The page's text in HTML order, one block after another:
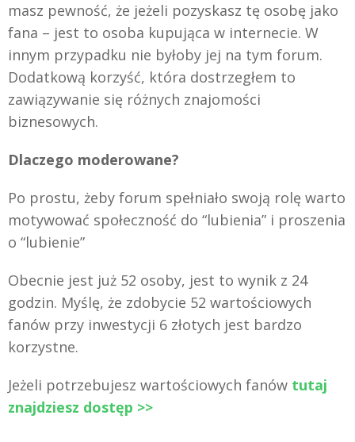
masz pewność, że jeżeli pozyskasz tę osobę jako
fana – jest to osoba kupująca w internecie. W
innym przypadku nie byłoby jej na tym forum.
Dodatkową korzyść, która dostrzegłem to
zawiązywanie się różnych znajomości
biznesowych.
Dlaczego moderowane?
Po prostu, żeby forum spełniało swoją rolę warto
motywować społeczność do “lubienia” i proszenia
o “lubienie”
Obecnie jest już 52 osoby, jest to wynik z 24
godzin. Myślę, że zdobycie 52 wartościowych
fanów przy inwestycji 6 złotych jest bardzo
korzystne.
Jeżeli potrzebujesz wartościowych fanów tutaj
znajdziesz dostęp >>